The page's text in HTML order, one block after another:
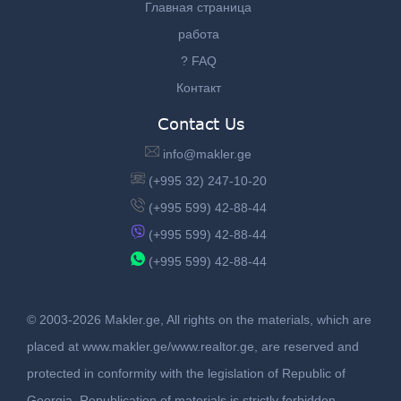
Главная страница
работа
? FAQ
Контакт
Contact Us
info@makler.ge
(+995 32) 247-10-20
(+995 599) 42-88-44
(+995 599) 42-88-44
(+995 599) 42-88-44
© 2003-2026 Makler.ge, All rights on the materials, which are
placed at www.makler.ge/www.realtor.ge, are reserved and
protected in conformity with the legislation of Republic of